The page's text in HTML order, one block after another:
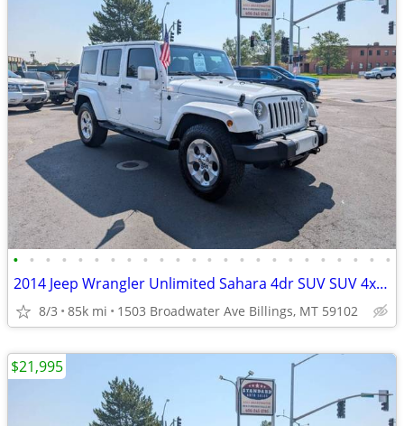
• • • • • • • • • • • • • • • • • • • • • • • •
2014 Jeep Wrangler Unlimited Sahara 4dr SUV SUV 4x4 4WD
8/3 85k mi 1503 Broadwater Ave Billings, MT 59102
$21,995